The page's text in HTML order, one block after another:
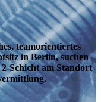
teamorientiertes
in Berlin, suchen
Schicht am Standort